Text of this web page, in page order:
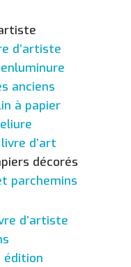
d’artiste
anciens
à papier
d’art
décorés
parchemins
d’artiste
édition